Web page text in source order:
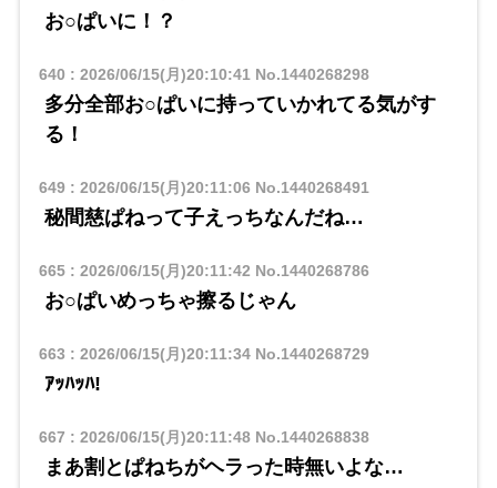
お○ぱいに！？
640 : 2026/06/15(月)20:10:41No.1440268298
多分全部お○ぱいに持っていかれてる気がす
る！
649: 2026/06/15(月)20:11:06 No.1440268491
秘間慈ぱねって子えっちなんだね…
665: 2026/06/15(月)20:11:42 No.1440268786
お○ぱいめっちゃ擦るじゃん
663 : 2026/06/15(月)20:11:34No.1440268729
ｱｯﾊｯﾊ!
667 : 2026/06/15(月)20:11:48No.1440268838
まあ割とぱねちがヘラった時無いよな…